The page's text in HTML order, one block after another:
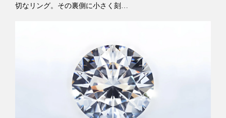
切なリング。その裏側に小さく刻…